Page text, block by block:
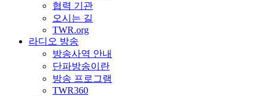
협력 기관
오시는 길
TWR.org
라디오 방송
방송사역 안내
단파방송이란
방송 프로그램
TWR360